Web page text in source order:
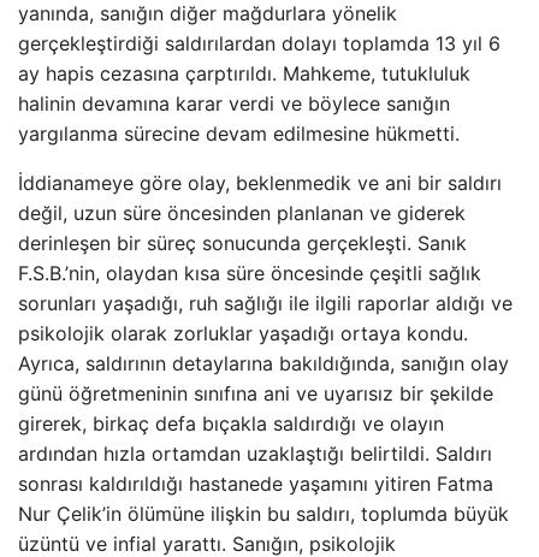
yanında, sanığın diğer mağdurlara yönelik
gerçekleştirdiği saldırılardan dolayı toplamda 13 yıl 6
ay hapis cezasına çarptırıldı. Mahkeme, tutukluluk
halinin devamına karar verdi ve böylece sanığın
yargılanma sürecine devam edilmesine hükmetti.
İddianameye göre olay, beklenmedik ve ani bir saldırı
değil, uzun süre öncesinden planlanan ve giderek
derinleşen bir süreç sonucunda gerçekleşti. Sanık
F.S.B.’nin, olaydan kısa süre öncesinde çeşitli sağlık
sorunları yaşadığı, ruh sağlığı ile ilgili raporlar aldığı ve
psikolojik olarak zorluklar yaşadığı ortaya kondu.
Ayrıca, saldırının detaylarına bakıldığında, sanığın olay
günü öğretmeninin sınıfına ani ve uyarısız bir şekilde
girerek, birkaç defa bıçakla saldırdığı ve olayın
ardından hızla ortamdan uzaklaştığı belirtildi. Saldırı
sonrası kaldırıldığı hastanede yaşamını yitiren Fatma
Nur Çelik’in ölümüne ilişkin bu saldırı, toplumda büyük
üzüntü ve infial yarattı. Sanığın, psikolojik